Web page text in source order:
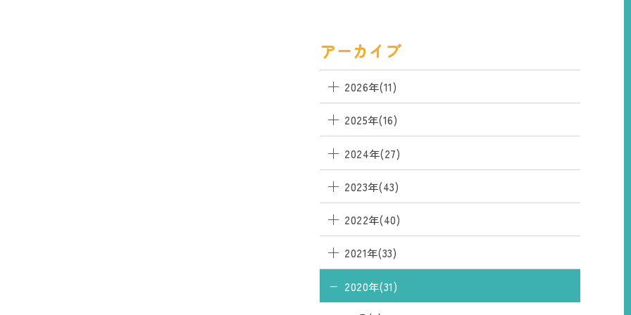
アーカイブ
2026年(11)
2025年(16)
2024年(27)
2023年(43)
2022年(40)
2021年(33)
2020年(31)